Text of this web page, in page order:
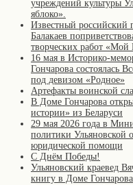
учреждений культуры
яблоко».
Известный российский
Балакаев
творческих работ «Мой
16 мая в Историко-
Гончарова состоялась
под девизом «Родное»
Артефакты воинской
В Доме Гончарова
истории» из Беларуси
29 мая 2026 года в
политики Ульяновской
юридической помощи
С Днём Победы!
Ульяновский краевед
книгу в Доме Гончарова